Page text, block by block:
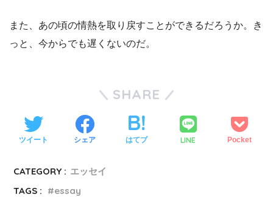
また、あの頃の情熱を取り戻すことができるだろうか。き
っと、今からでも遅くないのだ。
SHARE
ツイート シェア はてブ LINE Pocket
CATEGORY : エッセイ
TAGS :
essay